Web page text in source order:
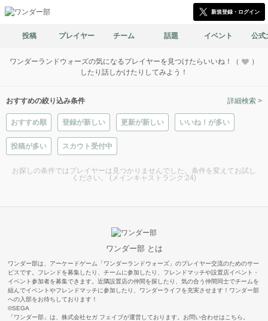
新規登録・ログイン
投稿 プレイヤー チーム 話題 イベント 公式
ワンダーランドウォーズの気になるプレイヤーを見つけたらいいね！（
）
したり話しかけたりしてみよう！
おすすめの絞り込み条件
おすすめ順 登録が新しい 更新が新しい いいね！が多い
投稿が多い スカウト受付中
詳細検索 >
お探しの条件ではプレイヤーは見つかりませんでした。条件を変えてお試し
ください。 (メインキャストランク:24)
ワンダー部 とは
ワンダー部は、アーケードゲーム「ワンダーランドウォーズ」のプレイヤー交流のためのサー
ビスです。フレンドを募集したり、チームに参加したり、フレンドマッチや設置店イベント・
イベント参加者を募集できます。近隣設置店の仲間を探したり、気の合う仲間同士でチームを
組んでイベントやフレンドマッチに参加したり、ワンダーライフを充実させます！ワンダー部
への入部をお待ちしております！
©SEGA
「ワンダー部」は、株式会社セガ フェイブが運営しております。お問い合わせは こちら